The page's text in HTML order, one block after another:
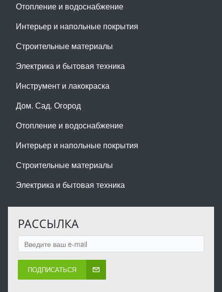
Отопление и водоснабжение
Интерьер и напольные покрытия
Строительные материалы
Электрика и бытовая техника
Инструмент и лакокраска
Дом. Сад. Огород
Отопление и водоснабжение
Интерьер и напольные покрытия
Строительные материалы
Электрика и бытовая техника
РАССЫЛКА
ПОДПИСАТЬСЯ